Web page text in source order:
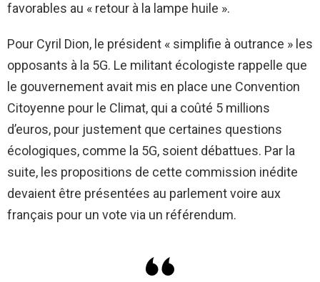
favorables au « retour à la lampe huile ».
Pour Cyril Dion, le président « simplifie à outrance » les
opposants à la 5G. Le militant écologiste rappelle que
le gouvernement avait mis en place une Convention
Citoyenne pour le Climat, qui a coûté 5 millions
d’euros, pour justement que certaines questions
écologiques, comme la 5G, soient débattues. Par la
suite, les propositions de cette commission inédite
devaient être présentées au parlement voire aux
français pour un vote via un référendum.